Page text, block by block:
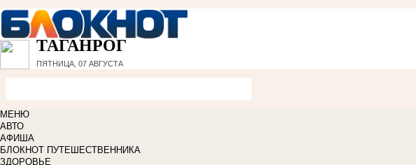
ТАГАНРОГ
ПЯТНИЦА, 07 АВГУСТА
МЕНЮ
АВТО
АФИША
БЛОКНОТ ПУТЕШЕСТВЕННИКА
ЗДОРОВЬЕ